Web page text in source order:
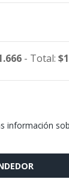
- Total:
información